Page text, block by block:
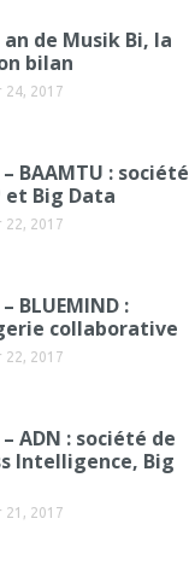
an de Musik Bi, la
bilan
24, 2017
– BAAMTU : société
et Big Data
22, 2017
BLUEMIND :
collaborative
22, 2017
– ADN : société de
Intelligence, Big
21, 2017